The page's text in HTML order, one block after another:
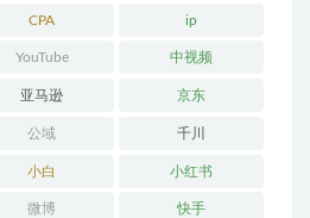
CPA ip
YouTube 中视频
亚马逊 京东
公域 千川
小白 小红书
微博 快手